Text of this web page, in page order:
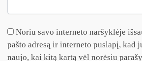
Noriu savo interneto naršyklėje
pašto adresą ir interneto puslapį, kad
naujo, kai kitą kartą vėl norėsiu